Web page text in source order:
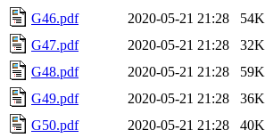
G46.pdf
2020-05-21 21:28
54K
G47.pdf
2020-05-21 21:28
32K
G48.pdf
2020-05-21 21:28
59K
G49.pdf
2020-05-21 21:28
36K
G50.pdf
2020-05-21 21:28
40K